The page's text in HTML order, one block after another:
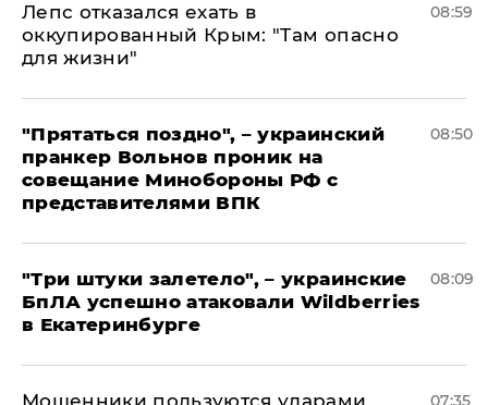
Лепс отказался ехать в
оккупированный Крым: "Там опасно
для жизни"
08:59
"Прятаться поздно", – украинский
пранкер Вольнов проник на
совещание Минобороны РФ с
представителями ВПК
08:50
"Три штуки залетело", – украинские
БпЛА успешно атаковали Wildberries
в Екатеринбурге
08:09
07:35